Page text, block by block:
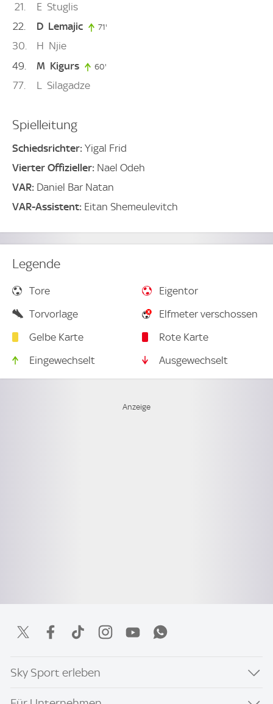
21 E Stuglis
22
D Lemajic 71'
30 H Njie
49
M Kigurs 60'
77 L Silagadze
Spielleitung
Schiedsrichter: Yigal Frid
Vierter Offizieller: Nael Odeh
VAR: Daniel Bar Natan
VAR-Assistent: Eitan Shemeulevitch
Legende
Tore
Eigentor
Torvorlage
Elfmeter verschossen
Gelbe Karte
Rote Karte
Eingewechselt
Ausgewechselt
Sky Sport erleben